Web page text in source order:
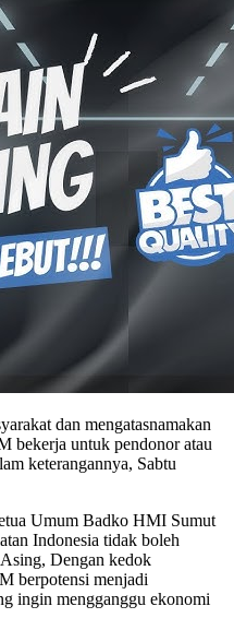
dan mengatasnamakan
bekerja untuk pendonor atau
keterangannya, Sabtu
Umum Badko HMI Sumut
Indonesia tidak boleh
Dengan kedok
berpotensi menjadi
ingin mengganggu ekonomi